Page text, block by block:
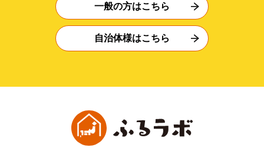
一般の方はこちら
自治体様はこちら